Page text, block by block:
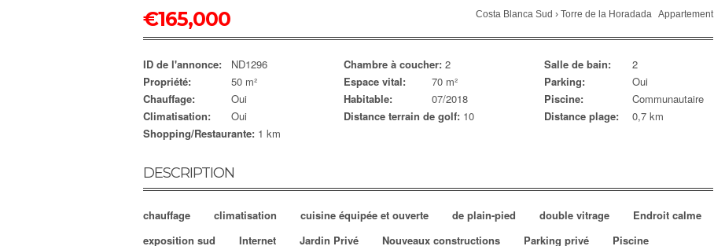
€165,000 Costa Blanca Sud › Torre de la Horadada Appartement
ID de l'annonce: ND1296 Chambre à coucher: 2 Salle de bain:
2
Propriété:
50 m² Espace vital: 70 m² Parking:
Oui
Chauffage:
Oui Habitable: 07/2018 Piscine:
Communautaire
Climatisation:
Oui Distance terrain de golf: 10 Distance plage:
0,7 km
Shopping/Restaurante: 1 km
DESCRIPTION
chauffage climatisation cuisine équipée et ouverte de plain-pied double vitrage
Endroit calme
exposition sud
Internet Jardin Privé Nouveaux constructions Parking privé
Piscine